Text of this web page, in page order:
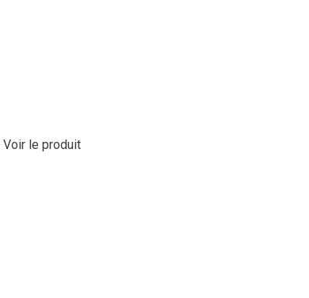
Voir le produit